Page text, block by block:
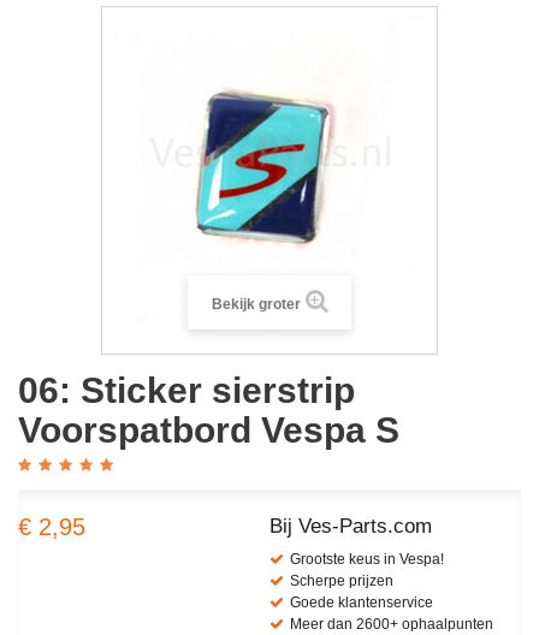
Bekijk groter
06: Sticker sierstrip
Voorspatbord Vespa S
€ 2,95 Bij Ves-Parts.com
Grootste keus in Vespa!
Scherpe prijzen
Goede klantenservice
Meer dan 2600+ ophaalpunten